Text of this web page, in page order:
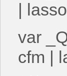
|
var
cfm |